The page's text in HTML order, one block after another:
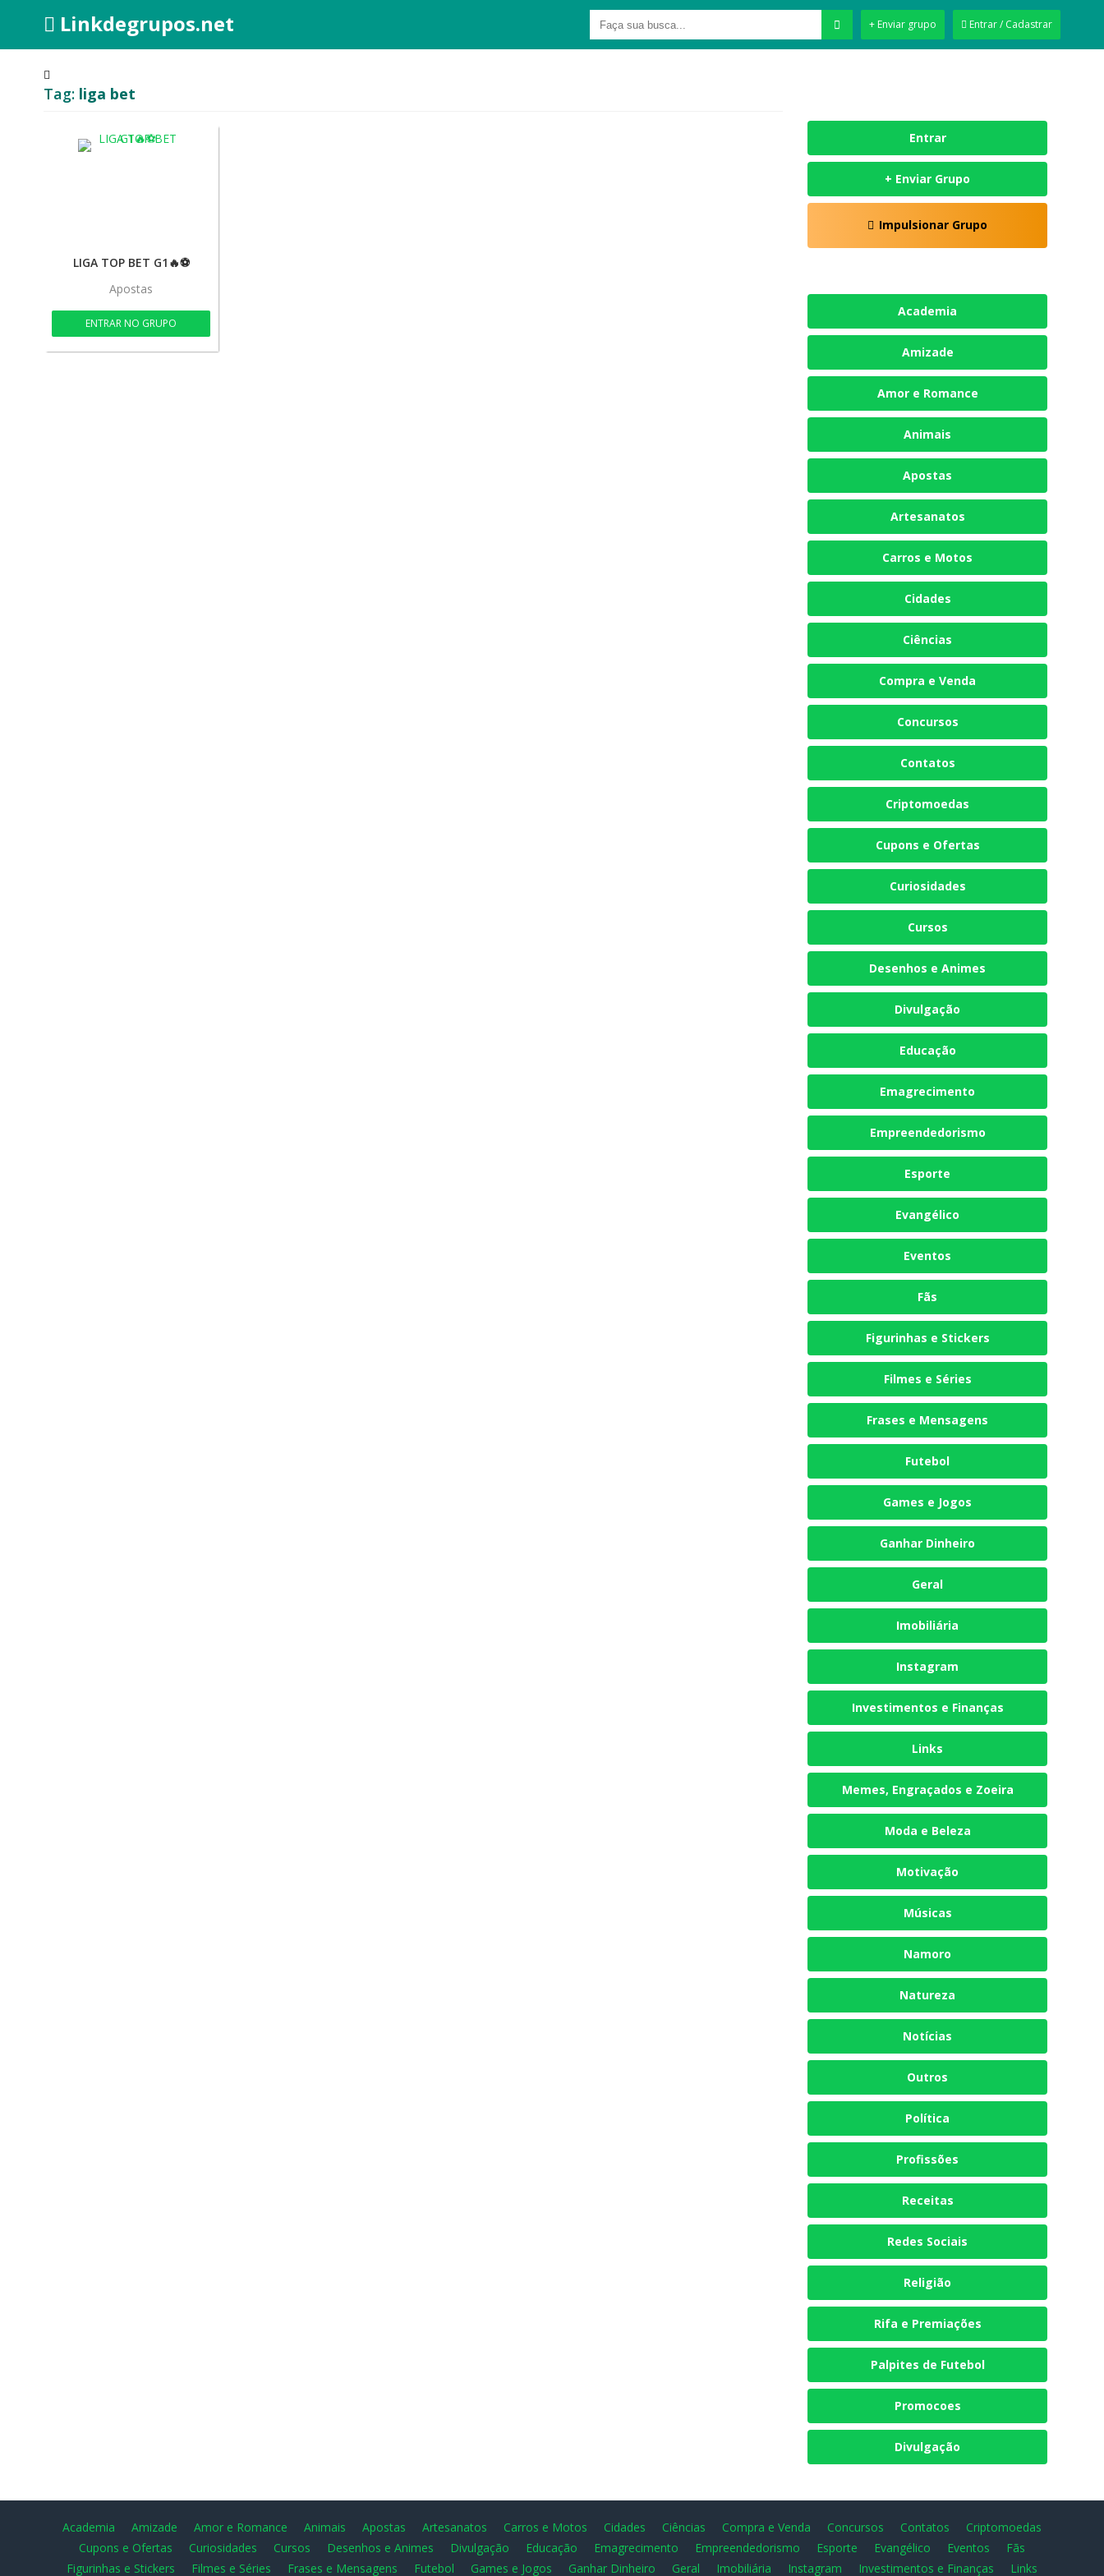
Linkdegrupos.net Entrar / Cadastrar
+ Enviar grupo
Tag: liga bet
LIGA TOP BET G1🔥⚽
Apostas
ENTRAR NO GRUPO
Entrar
+ Enviar Grupo
Impulsionar Grupo
Academia
Amizade
Amor e Romance
Animais
Apostas
Artesanatos
Carros e Motos
Cidades
Ciências
Compra e Venda
Concursos
Contatos
Criptomoedas
Cupons e Ofertas
Curiosidades
Cursos
Desenhos e Animes
Divulgação
Educação
Emagrecimento
Empreendedorismo
Esporte
Evangélico
Eventos
Fãs
Figurinhas e Stickers
Filmes e Séries
Frases e Mensagens
Futebol
Games e Jogos
Ganhar Dinheiro
Geral
Imobiliária
Instagram
Investimentos e Finanças
Links
Memes, Engraçados e Zoeira
Moda e Beleza
Motivação
Músicas
Namoro
Natureza
Notícias
Outros
Política
Profissões
Receitas
Redes Sociais
Religião
Rifa e Premiações
Palpites de Futebol
Promocoes
Divulgação
Academia Amizade Amor e Romance Animais Apostas Artesanatos Carros e Motos Cidades Ciências Compra e Venda Concursos Contatos
Criptomoedas
Cupons e Ofertas
Curiosidades Cursos Desenhos e Animes Divulgação Educação Emagrecimento Empreendedorismo Esporte Evangélico Eventos
Fãs
Figurinhas e Stickers
Filmes e Séries Frases e Mensagens Futebol Games e Jogos Ganhar Dinheiro Geral Imobiliária Instagram Investimentos e Finanças Links